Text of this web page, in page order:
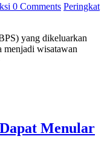
0 Comments Peringkat
yang dikeluarkan
menjadi wisatawan
Menular